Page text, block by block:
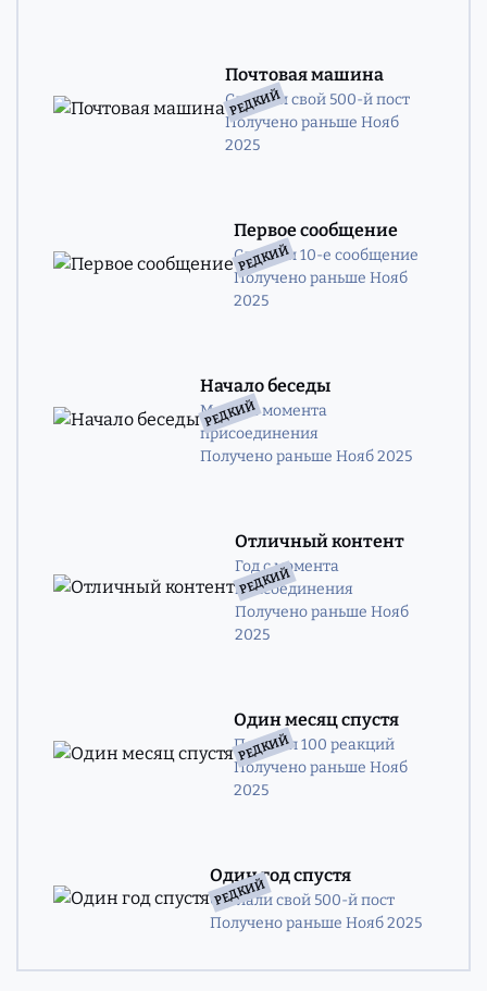
РЕДКИЙ
Почтовая машина
Сделали свой 500-й пост
Получено раньше Нояб
2025
РЕДКИЙ
Первое сообщение
Сделали 10-е сообщение
Получено раньше Нояб
2025
РЕДКИЙ
Начало беседы
Месяц с момента
присоединения
Получено раньше Нояб 2025
РЕДКИЙ
Отличный контент
Год с момента
присоединения
Получено раньше Нояб
2025
РЕДКИЙ
Один месяц спустя
Получил 100 реакций
Получено раньше Нояб
2025
РЕДКИЙ
Один год спустя
Сделали свой 500-й пост
Получено раньше Нояб 2025